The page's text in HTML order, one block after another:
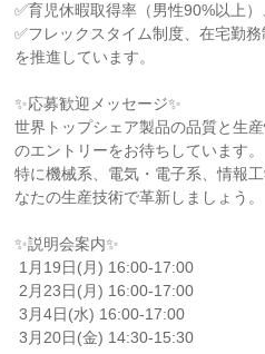
✅育児休暇取得率（男性90%以上
✅フレックスタイム制度、在宅勤
を推進しています。
✨応募歓迎メッセージ✨
世界トップシェア製品の品質と生
のエントリーをお待ちしています。
特に機械系、電気・電子系、情報
なたの生産技術で革新しましょう。
✨説明会案内✨